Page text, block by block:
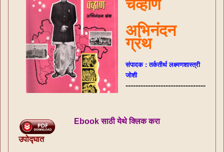
चव्हाण
अभिनंदन
ग्रंथ
संपादक : तर्कतीर्थ लक्ष्मणशास्त्री
जोशी
--------------------------------
Ebook साठी येथे क्लिक करा
उपोद्घात